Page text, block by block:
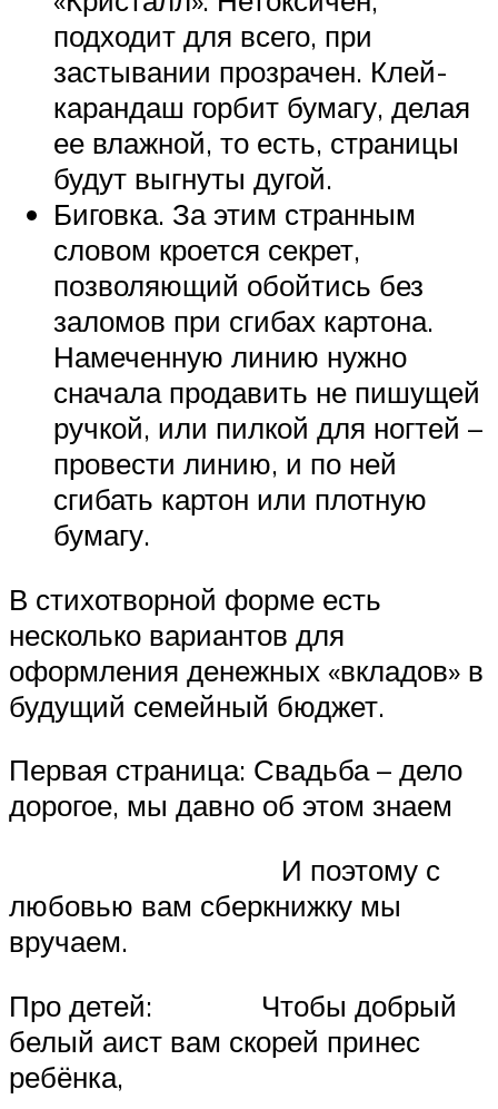
подходит для всего, при
застывании прозрачен. Клей-
карандаш горбит бумагу, делая
ее влажной, то есть, страницы
будут выгнуты дугой.
Биговка. За этим странным
словом кроется секрет,
позволяющий обойтись без
заломов при сгибах картона.
Намеченную линию нужно
сначала продавить не пишущей
ручкой, или пилкой для ногтей –
провести линию, и по ней
сгибать картон или плотную
бумагу.
В стихотворной форме есть
несколько вариантов для
оформления денежных «вкладов» в
будущий семейный бюджет.
Первая страница: Свадьба – дело
дорогое, мы давно об этом знаем
И поэтому с
любовью вам сберкнижку мы
вручаем.
Про детей: Чтобы добрый
белый аист вам скорей принес
ребёнка,